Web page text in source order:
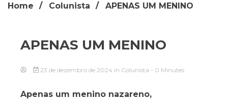
Home Colunista APENAS UM MENINO
APENAS UM MENINO
23 de dezembro de 2024 in Colunista - 0 Minutes
Apenas um menino nazareno,